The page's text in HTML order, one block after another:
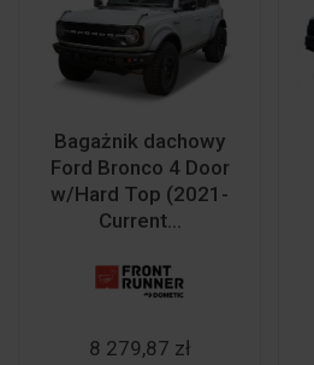
Bagażnik dachowy
Ford Bronco 4 Door
w/Hard Top (2021-
Current...
8 279,87 zł